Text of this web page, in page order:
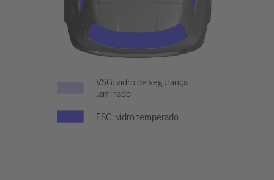
VSG: vidro de segurança
laminado
ESG: vidro temperado